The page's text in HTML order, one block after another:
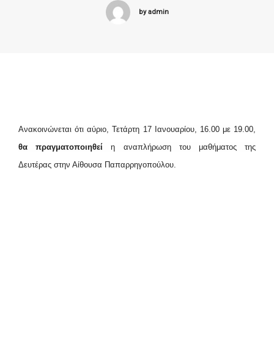
by admin
Ανακοινώνεται ότι αύριο, Τετάρτη 17 Ιανουαρίου, 16.00 με 19.00,
θα πραγματοποιηθεί η αναπλήρωση του μαθήματος της
Δευτέρας στην Αίθουσα Παπαρρηγοπούλου.